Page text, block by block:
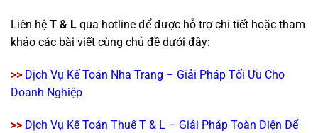
Liên hệ T & L qua hotline để được hỗ trợ chi tiết hoặc tham
khảo các bài viết cùng chủ đề dưới đây:
>> Dịch Vụ Kế Toán Nha Trang – Giải Pháp Tối Ưu Cho
Doanh Nghiệp
>> Dịch Vụ Kế Toán Thuế T & L – Giải Pháp Toàn Diện Để